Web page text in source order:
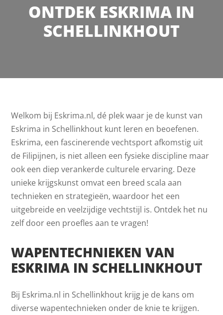
ONTDEK ESKRIMA IN
SCHELLINKHOUT
Welkom bij Eskrima.nl, dé plek waar je de kunst van
Eskrima in Schellinkhout kunt leren en beoefenen.
Eskrima, een fascinerende vechtsport afkomstig uit
de Filipijnen, is niet alleen een fysieke discipline maar
ook een diep verankerde culturele ervaring. Deze
unieke krijgskunst omvat een breed scala aan
technieken en strategieën, waardoor het een
uitgebreide en veelzijdige vechtstijl is. Ontdek het nu
zelf door een proefles aan te vragen!
WAPENTECHNIEKEN VAN
ESKRIMA IN SCHELLINKHOUT
Bij Eskrima.nl in Schellinkhout krijg je de kans om
diverse wapentechnieken onder de knie te krijgen.